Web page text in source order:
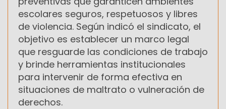
escolares seguros, respetuosos y libres
de violencia. Según indicó el sindicato, el
objetivo es establecer un marco legal
que resguarde las condiciones de trabajo
y brinde herramientas institucionales
para intervenir de forma efectiva en
situaciones de maltrato o vulneración de
derechos.